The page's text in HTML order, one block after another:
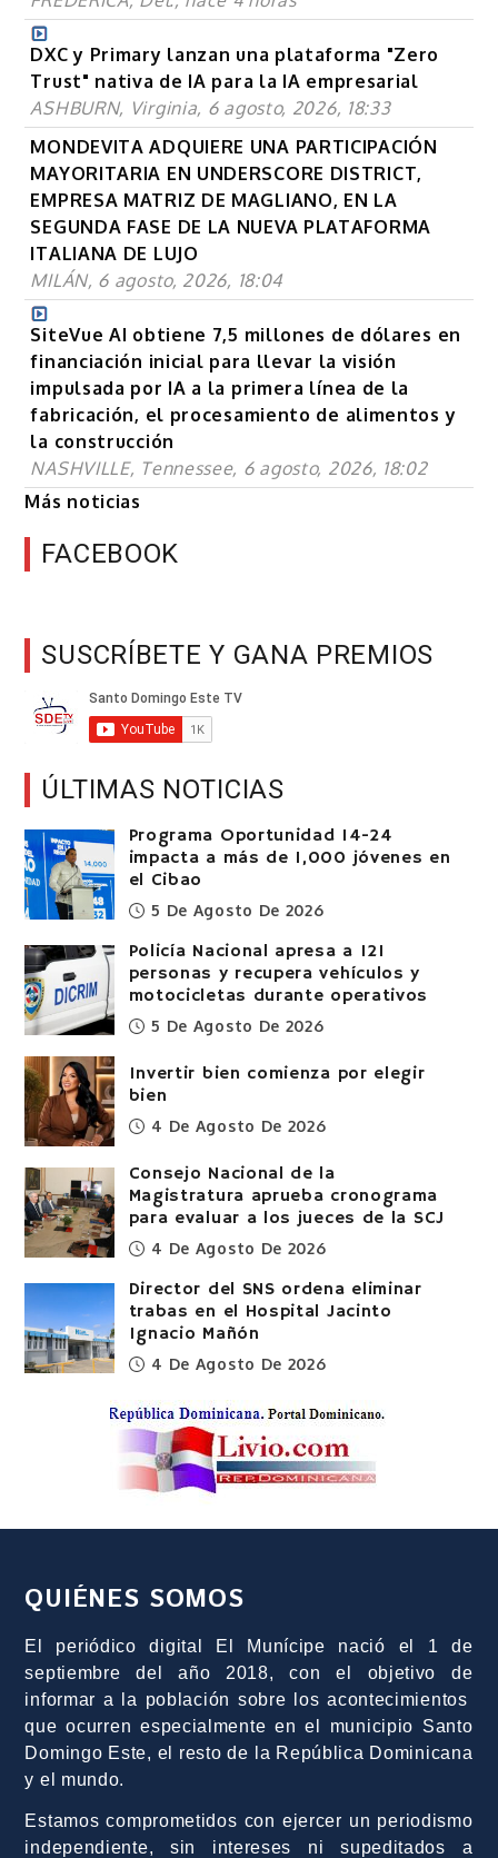
DXC y Primary lanzan una plataforma "Zero
Trust" nativa de IA para la IA empresarial
ASHBURN, Virginia, 6 agosto, 2026, 18:33
MONDEVITA ADQUIERE UNA PARTICIPACIÓN
MAYORITARIA EN UNDERSCORE DISTRICT,
EMPRESA MATRIZ DE MAGLIANO, EN LA
SEGUNDA FASE DE LA NUEVA PLATAFORMA
ITALIANA DE LUJO
MILÁN, 6 agosto, 2026, 18:04
SiteVue AI obtiene 7,5 millones de dólares en
financiación inicial para llevar la visión
impulsada por IA a la primera línea de la
fabricación, el procesamiento de alimentos y
la construcción
NASHVILLE, Tennessee, 6 agosto, 2026, 18:02
Más noticias
FACEBOOK
SUSCRÍBETE Y GANA PREMIOS
ÚLTIMAS NOTICIAS
Programa Oportunidad 14-24
impacta a más de 1,000 jóvenes en
el Cibao
5 De Agosto De 2026
Policía Nacional apresa a 121
personas y recupera vehículos y
motocicletas durante operativos
5 De Agosto De 2026
Invertir bien comienza por elegir
bien
4 De Agosto De 2026
Consejo Nacional de la
Magistratura aprueba cronograma
para evaluar a los jueces de la SCJ
4 De Agosto De 2026
Director del SNS ordena eliminar
trabas en el Hospital Jacinto
Ignacio Mañón
4 De Agosto De 2026
QUIÉNES SOMOS
El periódico digital El Munícipe nació el 1 de
septiembre del año 2018, con el objetivo de
informar a la población sobre los acontecimientos
que ocurren especialmente en el municipio Santo
Domingo Este, el resto de la República Dominicana
y el mundo.
Estamos comprometidos con ejercer un periodismo
independiente, sin intereses ni supeditados a